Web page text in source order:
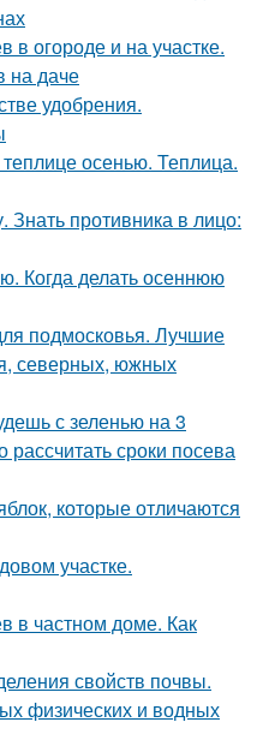
в огороде и на участке.
на даче
удобрения.
осенью. Теплица.
противника в лицо:
Когда делать осеннюю
подмосковья. Лучшие
северных, южных
с зеленью на 3
сроки посева
которые отличаются
участке.
в частном доме. Как
свойств почвы.
физических и водных